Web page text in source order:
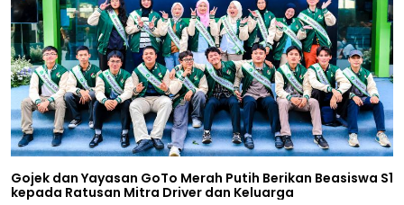
Gojek dan Yayasan GoTo Merah Putih Berikan Beasiswa S1
kepada Ratusan Mitra Driver dan Keluarga